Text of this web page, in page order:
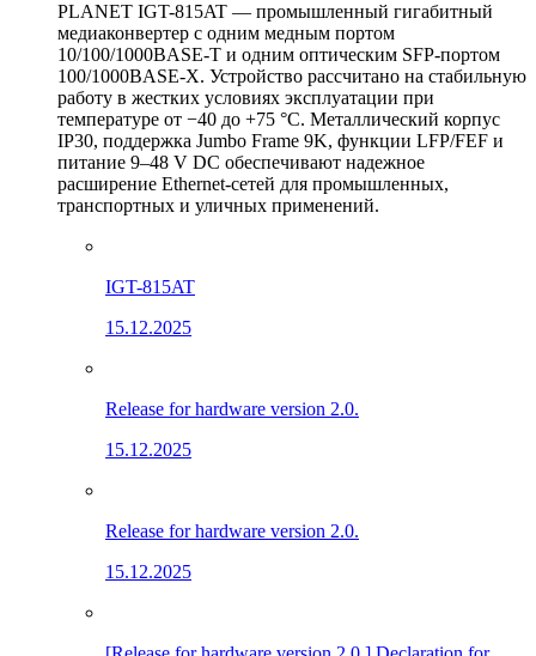
PLANET IGT-815AT — промышленный гигабитный
медиаконвертер с одним медным портом
10/100/1000BASE-T и одним оптическим SFP-портом
100/1000BASE-X. Устройство рассчитано на стабильную
работу в жестких условиях эксплуатации при
температуре от −40 до +75 °C. Металлический корпус
IP30, поддержка Jumbo Frame 9K, функции LFP/FEF и
питание 9–48 V DC обеспечивают надежное
расширение Ethernet-сетей для промышленных,
транспортных и уличных применений.
IGT-815AT
15.12.2025
Release for hardware version 2.0.
15.12.2025
Release for hardware version 2.0.
15.12.2025